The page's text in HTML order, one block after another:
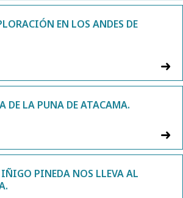
EN LOS ANDES DE
DE LA PUNA DE ATACAMA.
IÑIGO PINEDA NOS LLEVA AL